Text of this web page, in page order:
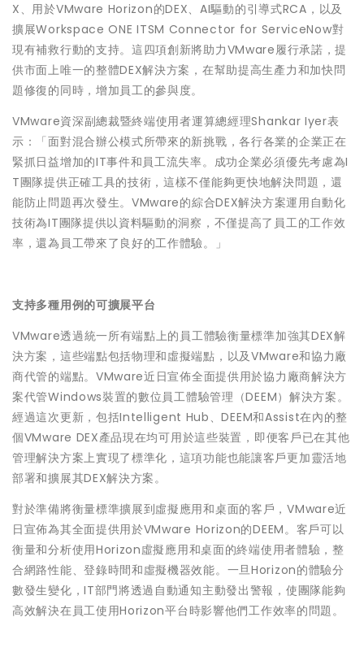
X、用於VMware Horizon的DEX、AI驅動的引導式RCA，以及
擴展Workspace ONE ITSM Connector for ServiceNow對
現有補救行動的支持。這四項創新將助力VMware履行承諾，提
供市面上唯一的整體DEX解決方案，在幫助提高生產力和加快問
題修復的同時，增加員工的參與度。
VMware資深副總裁暨終端使用者運算總經理Shankar Iyer表
示：「面對混合辦公模式所帶來的新挑戰，各行各業的企業正在
緊抓日益增加的IT事件和員工流失率。成功企業必須優先考慮為I
T團隊提供正確工具的技術，這樣不僅能夠更快地解決問題，還
能防止問題再次發生。VMware的綜合DEX解決方案運用自動化
技術為IT團隊提供以資料驅動的洞察，不僅提高了員工的工作效
率，還為員工帶來了良好的工作體驗。」
支持多種用例的可擴展平台
VMware透過統一所有端點上的員工體驗衡量標準加強其DEX解
決方案，這些端點包括物理和虛擬端點，以及VMware和協力廠
商代管的端點。VMware近日宣佈全面提供用於協力廠商解決方
案代管Windows裝置的數位員工體驗管理（DEEM）解決方案。
經過這次更新，包括Intelligent Hub、DEEM和Assist在內的整
個VMware DEX產品現在均可用於這些裝置，即便客戶已在其他
管理解決方案上實現了標準化，這項功能也能讓客戶更加靈活地
部署和擴展其DEX解決方案。
對於準備將衡量標準擴展到虛擬應用和桌面的客戶，VMware近
日宣佈為其全面提供用於VMware Horizon的DEEM。客戶可以
衡量和分析使用Horizon虛擬應用和桌面的終端使用者體驗，整
合網路性能、登錄時間和虛擬機器效能。一旦Horizon的體驗分
數發生變化，IT部門將透過自動通知主動發出警報，使團隊能夠
高效解決在員工使用Horizon平台時影響他們工作效率的問題。